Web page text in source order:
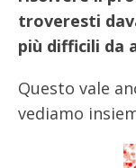
troveresti
più difficili da
Questo vale
vediamo